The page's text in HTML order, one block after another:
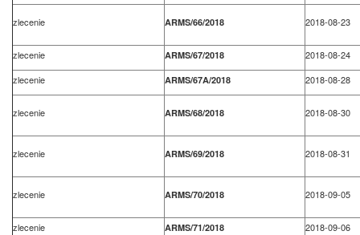
zlecenie ARMS/66/2018 2018-08-23
zlecenie ARMS/67/2018
2018-08-24
zlecenie
ARMS/67A/2018 2018-08-28
zlecenie ARMS/68/2018 2018-08-30
zlecenie ARMS/69/2018 2018-08-31
zlecenie ARMS/70/2018 2018-09-05
zlecenie ARMS/71/2018
2018-09-06